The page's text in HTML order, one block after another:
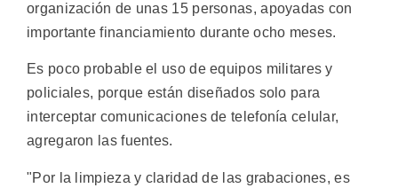
organización de unas 15 personas, apoyadas con
importante financiamiento durante ocho meses.
Es poco probable el uso de equipos militares y
policiales, porque están diseñados solo para
interceptar comunicaciones de telefonía celular,
agregaron las fuentes.
"Por la limpieza y claridad de las grabaciones, es